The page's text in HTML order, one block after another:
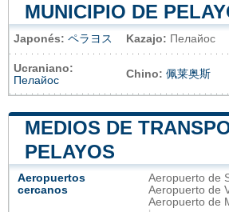
MUNICIPIO DE
Japonés: ペラヨス Kazajo: Пелайос
Ucraniano:
Пелайос
Chino: 佩莱奥斯
MEDIOS DE
PELAYOS
Aeropuertos
cercanos
Aeropuerto de
Aeropuerto de
Aeropuerto de